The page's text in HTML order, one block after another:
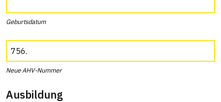
Geburtsdatum
Neue AHV-Nummer
Ausbildung